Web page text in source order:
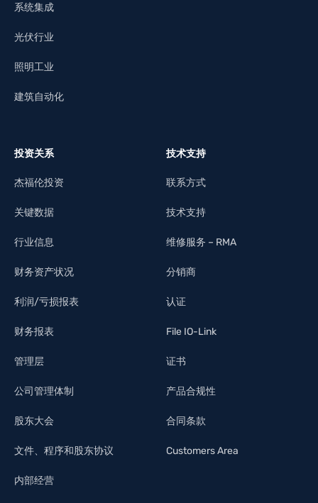
系统集成
光伏行业
照明工业
建筑自动化
投资关系
杰福伦投资
关键数据
行业信息
财务资产状况
利润/亏损报表
财务报表
管理层
公司管理体制
股东大会
文件、程序和股东协议
内部经营
技术支持
联系方式
技术支持
维修服务 – RMA
分销商
认证
File IO-Link
证书
产品合规性
合同条款
Customers Area